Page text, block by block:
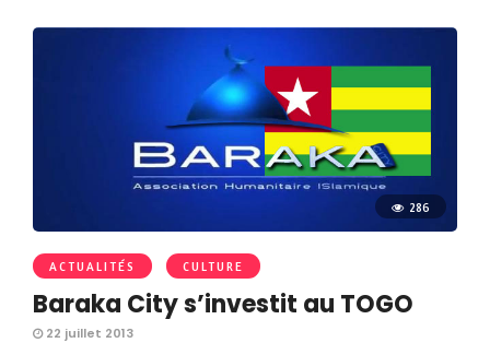
286
ACTUALITÉS CULTURE
Baraka City s’investit au TOGO
22 juillet 2013